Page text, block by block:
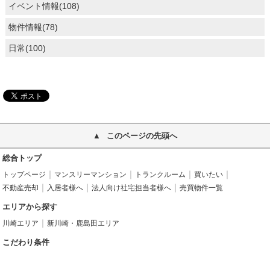
イベント情報(108)
物件情報(78)
日常(100)
このページの先頭へ
総合トップ
トップページ マンスリーマンション トランクルーム
買いたい
不動産売却
入居者様へ 法人向け社宅担当者様へ 売買物件一覧
エリアから探す
川崎エリア 新川崎・鹿島田エリア
こだわり条件